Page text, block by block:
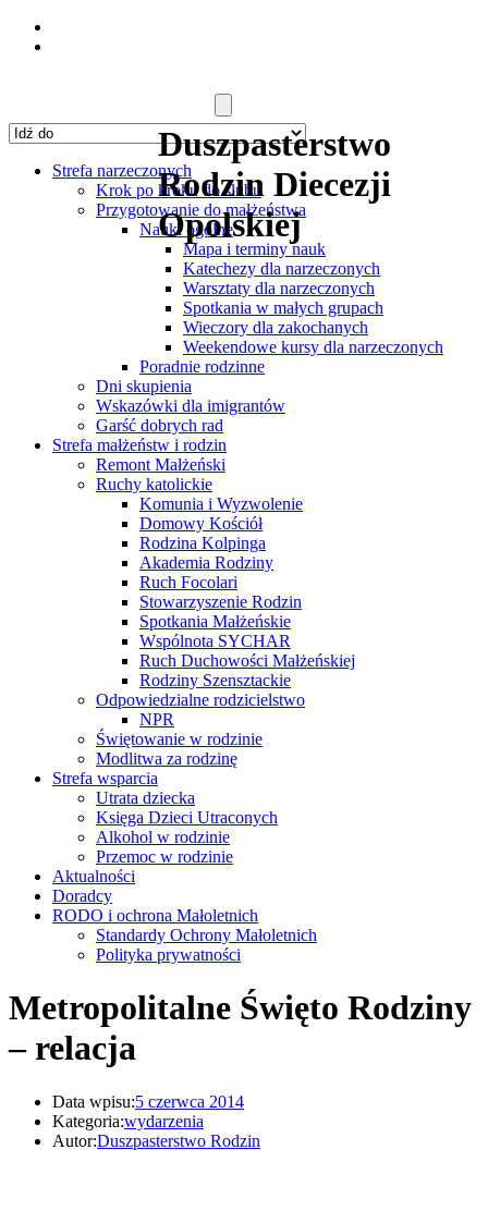
Duszpasterstwo
Rodzin Diecezji
Opolskiej
Strefa narzeczonych
Krok po kroku do ślubu
Przygotowanie do małżeństwa
Nauki ogólne
Mapa i terminy nauk
Katechezy dla narzeczonych
Warsztaty dla narzeczonych
Spotkania w małych grupach
Wieczory dla zakochanych
Weekendowe kursy dla narzeczonych
Poradnie rodzinne
Dni skupienia
Wskazówki dla imigrantów
Garść dobrych rad
Strefa małżeństw i rodzin
Remont Małżeński
Ruchy katolickie
Komunia i Wyzwolenie
Domowy Kościół
Rodzina Kolpinga
Akademia Rodziny
Ruch Focolari
Stowarzyszenie Rodzin
Spotkania Małżeńskie
Wspólnota SYCHAR
Ruch Duchowości Małżeńskiej
Rodziny Szensztackie
Odpowiedzialne rodzicielstwo
NPR
Świętowanie w rodzinie
Modlitwa za rodzinę
Strefa wsparcia
Utrata dziecka
Księga Dzieci Utraconych
Alkohol w rodzinie
Przemoc w rodzinie
Aktualności
Doradcy
RODO i ochrona Małoletnich
Standardy Ochrony Małoletnich
Polityka prywatności
Metropolitalne Święto Rodziny
– relacja
Data wpisu:5 czerwca 2014
Kategoria:wydarzenia
Autor:Duszpasterstwo Rodzin